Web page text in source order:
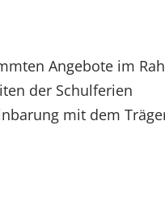
Angebote im
der Schulferien
mit dem